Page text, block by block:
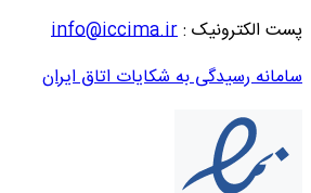
پست الکترونیک :info@iccima.ir
سامانه رسیدگی به شکایات اتاق ایران